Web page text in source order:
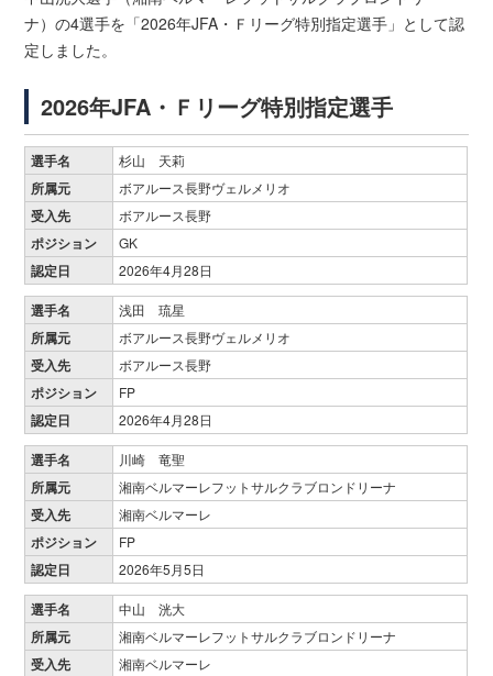
ナ）の4選手を「2026年JFA・Ｆリーグ特別指定選手」として認
定しました。
2026年JFA・Ｆリーグ特別指定選手
選手名 杉山 天莉
所属元 ボアルース長野ヴェルメリオ
受入先 ボアルース長野
ポジション GK
認定日 2026年4月28日
選手名 浅田 琉星
所属元 ボアルース長野ヴェルメリオ
受入先 ボアルース長野
ポジション FP
認定日 2026年4月28日
選手名 川崎 竜聖
所属元 湘南ベルマーレフットサルクラブロンドリーナ
受入先 湘南ベルマーレ
ポジション FP
認定日 2026年5月5日
選手名 中山 洸大
所属元 湘南ベルマーレフットサルクラブロンドリーナ
受入先 湘南ベルマーレ